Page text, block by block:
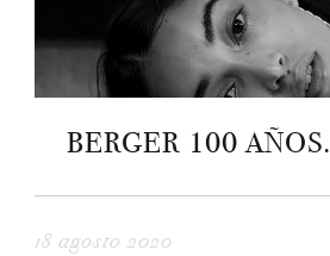
BERGER 100 AÑOS.
18 agosto 2020